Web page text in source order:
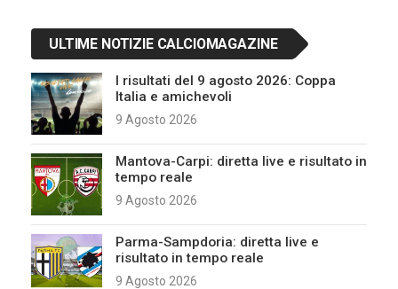
ULTIME NOTIZIE CALCIOMAGAZINE
I risultati del 9 agosto 2026: Coppa
Italia e amichevoli
9 Agosto 2026
Mantova-Carpi: diretta live e risultato in
tempo reale
9 Agosto 2026
Parma-Sampdoria: diretta live e
risultato in tempo reale
9 Agosto 2026